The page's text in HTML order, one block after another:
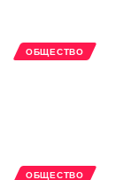
ОБЩЕСТВО
ОБЩЕСТВО